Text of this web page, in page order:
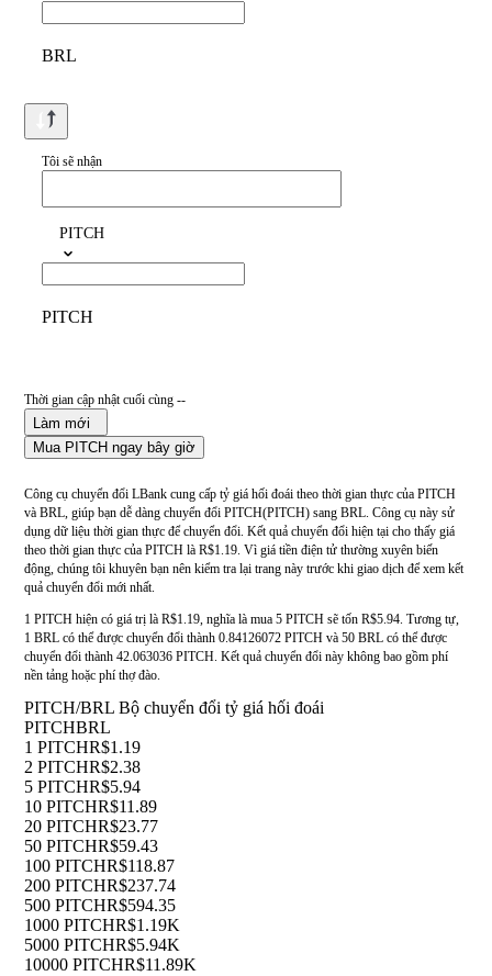
BRL
Tôi sẽ nhận
PITCH
PITCH
Thời gian cập nhật cuối cùng --
Làm mới
Mua PITCH ngay bây giờ
Công cụ chuyển đổi LBank cung cấp tỷ giá hối đoái theo thời gian thực của PITCH
và BRL, giúp bạn dễ dàng chuyển đổi PITCH(PITCH) sang BRL. Công cụ này sử
dụng dữ liệu thời gian thực để chuyển đổi. Kết quả chuyển đổi hiện tại cho thấy giá
theo thời gian thực của PITCH là R$1.19. Vì giá tiền điện tử thường xuyên biến
động, chúng tôi khuyên bạn nên kiểm tra lại trang này trước khi giao dịch để xem kết
quả chuyển đổi mới nhất.
1 PITCH hiện có giá trị là R$1.19, nghĩa là mua 5 PITCH sẽ tốn R$5.94. Tương tự,
1 BRL có thể được chuyển đổi thành 0.84126072 PITCH và 50 BRL có thể được
chuyển đổi thành 42.063036 PITCH. Kết quả chuyển đổi này không bao gồm phí
nền tảng hoặc phí thợ đào.
PITCH/BRL Bộ chuyển đổi tỷ giá hối đoái
PITCHBRL
1 PITCHR$1.19
2 PITCHR$2.38
5 PITCHR$5.94
10 PITCHR$11.89
20 PITCHR$23.77
50 PITCHR$59.43
100 PITCHR$118.87
200 PITCHR$237.74
500 PITCHR$594.35
1000 PITCHR$1.19K
5000 PITCHR$5.94K
10000 PITCHR$11.89K